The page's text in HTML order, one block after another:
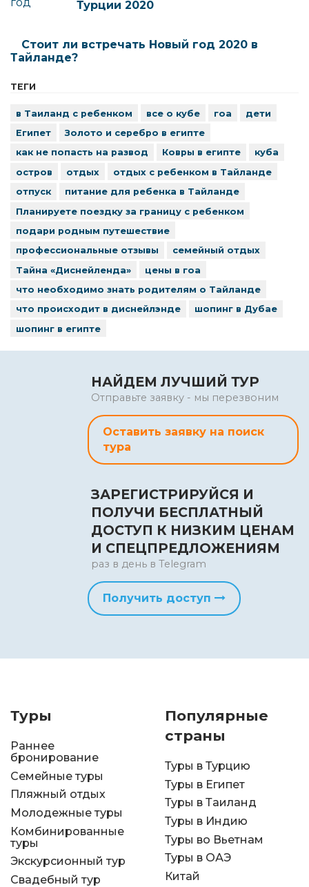
Турции 2020
Стоит ли встречать Новый год 2020 в
Тайланде?
ТЕГИ
в Таиланд с ребенком все о кубе гоа
дети
Египет
Золото и серебро в египте
как не попасть на развод
Ковры в египте
куба
остров
отдых
отдых с ребенком в Тайланде
отпуск
питание для ребенка в Тайланде
Планируете поездку за границу с ребенком
подари родным путешествие
профессиональные отзывы
семейный отдых
Тайна «Диснейленда»
цены в гоа
что необходимо знать родителям о Тайланде
что происходит в диснейлэнде
шопинг в Дубае
шопинг в египте
НАЙДЕМ ЛУЧШИЙ ТУР
Отправьте заявку - мы перезвоним
Оставить заявку на поиск
тура
ЗАРЕГИСТРИРУЙСЯ И
ПОЛУЧИ БЕСПЛАТНЫЙ
ДОСТУП К НИЗКИМ ЦЕНАМ
И СПЕЦПРЕДЛОЖЕНИЯМ
раз в день в Telegram
Получить доступ
Туры
Раннее
бронирование
Семейные туры
Пляжный отдых
Молодежные туры
Комбинированные
туры
Экскурсионный тур
Свадебный тур
Популярные
страны
Туры в Турцию
Туры в Египет
Туры в Таиланд
Туры в Индию
Туры во Вьетнам
Туры в ОАЭ
Китай